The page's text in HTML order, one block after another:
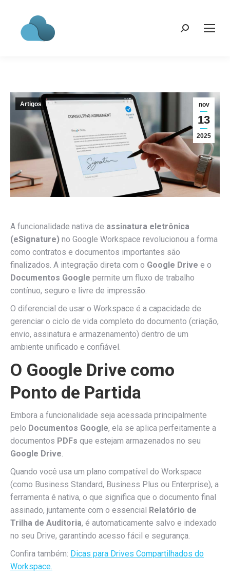
Search:
nov
13
2025
Artigos
A funcionalidade nativa de assinatura eletrônica
(eSignature) no Google Workspace revolucionou a forma
como contratos e documentos importantes são
finalizados. A integração direta com o Google Drive e o
Documentos Google permite um fluxo de trabalho
contínuo, seguro e livre de impressão.
O diferencial de usar o Workspace é a capacidade de
gerenciar o ciclo de vida completo do documento (criação,
envio, assinatura e armazenamento) dentro de um
ambiente unificado e confiável.
O Google Drive como
Ponto de Partida
Embora a funcionalidade seja acessada principalmente
pelo Documentos Google, ela se aplica perfeitamente a
documentos PDFs que estejam armazenados no seu
Google Drive.
Quando você usa um plano compatível do Workspace
(como Business Standard, Business Plus ou Enterprise), a
ferramenta é nativa, o que significa que o documento final
assinado, juntamente com o essencial Relatório de
Trilha de Auditoria, é automaticamente salvo e indexado
no seu Drive, garantindo acesso fácil e segurança.
Confira também: Dicas para Drives Compartilhados do
Workspace.